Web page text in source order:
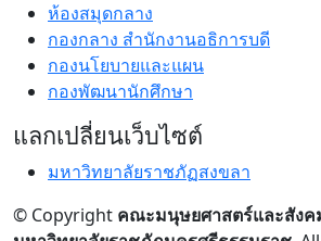
ห้องสมุดกลาง
กองกลาง สำนักงานอธิการบดี
กองนโยบายและแผน
กองพัฒนานักศึกษา
แลกเปลี่ยนเว็บไซต์
มหาวิทยาลัยราชภัฏสงขลา
© Copyright คณะมนุษยศาสตร์และสังค